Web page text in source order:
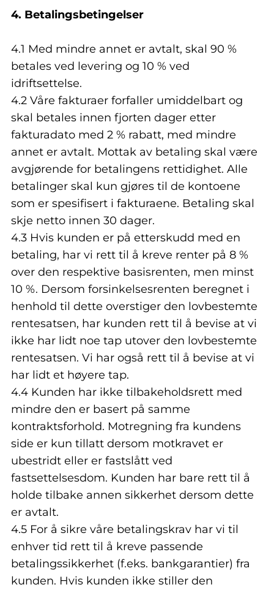
4. Betalingsbetingelser
4.1 Med mindre annet er avtalt, skal 90 %
betales ved levering og 10 % ved
idriftsettelse.
4.2 Våre fakturaer forfaller umiddelbart og
skal betales innen fjorten dager etter
fakturadato med 2 % rabatt, med mindre
annet er avtalt. Mottak av betaling skal være
avgjørende for betalingens rettidighet. Alle
betalinger skal kun gjøres til de kontoene
som er spesifisert i fakturaene. Betaling skal
skje netto innen 30 dager.
4.3 Hvis kunden er på etterskudd med en
betaling, har vi rett til å kreve renter på 8 %
over den respektive basisrenten, men minst
10 %. Dersom forsinkelsesrenten beregnet i
henhold til dette overstiger den lovbestemte
rentesatsen, har kunden rett til å bevise at vi
ikke har lidt noe tap utover den lovbestemte
rentesatsen. Vi har også rett til å bevise at vi
har lidt et høyere tap.
4.4 Kunden har ikke tilbakeholdsrett med
mindre den er basert på samme
kontraktsforhold. Motregning fra kundens
side er kun tillatt dersom motkravet er
ubestridt eller er fastslått ved
fastsettelsesdom. Kunden har bare rett til å
holde tilbake annen sikkerhet dersom dette
er avtalt.
4.5 For å sikre våre betalingskrav har vi til
enhver tid rett til å kreve passende
betalingssikkerhet (f.eks. bankgarantier) fra
kunden. Hvis kunden ikke stiller den